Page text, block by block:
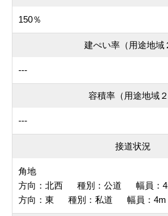
150％
建ぺい率（用途地域
---
容積率（用途地域２
---
接道状況
角地
方向：北西 種別：公道 幅員：
方向：東 種別：私道 幅員：